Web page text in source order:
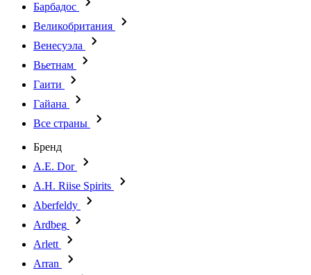
Барбадос
Великобритания
Венесуэла
Вьетнам
Гаити
Гайана
Все страны
Бренд
A.E. Dor
A.H. Riise Spirits
Aberfeldy
Ardbeg
Arlett
Arran